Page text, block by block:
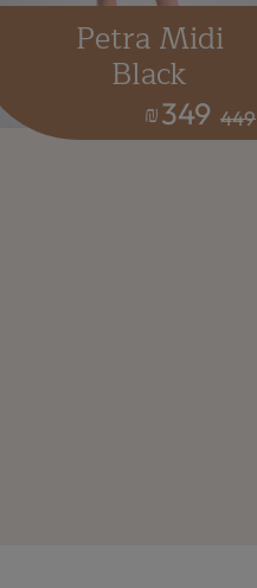
449
349
₪
Petra Midi
Black